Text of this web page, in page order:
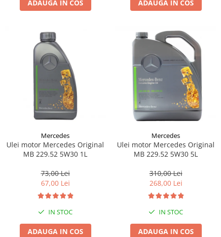
Lichid de frana
Filtre moto
Filtru combustibil
Buson golire ulei
Filtru ulei moto
Filtru aer moto
Intretinere si curatare filtre moto
Intretinere moto
Curatare moto
Covor moto
Genti bagaje moto
Suporti si placi prindere
ADAUGA IN COS ADAUGA IN COS
Mercedes
Ulei motor Mercedes Original
MB 229.52 5W30 1L
73,00 Lei
67,00 Lei
IN STOC
ADAUGA IN COS
Mercedes
Ulei motor Mercedes Original
MB 229.52 5W30 5L
310,00 Lei
268,00 Lei
IN STOC
ADAUGA IN COS